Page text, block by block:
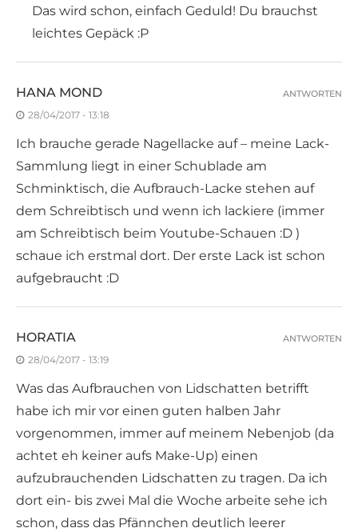
Das wird schon, einfach Geduld! Du brauchst
leichtes Gepäck :P
HANA MOND
28/04/2017 - 13:18
Ich brauche gerade Nagellacke auf – meine Lack-
Sammlung liegt in einer Schublade am
Schminktisch, die Aufbrauch-Lacke stehen auf
dem Schreibtisch und wenn ich lackiere (immer
am Schreibtisch beim Youtube-Schauen :D )
schaue ich erstmal dort. Der erste Lack ist schon
aufgebraucht :D
ANTWORTEN
HORATIA
28/04/2017 - 13:19
Was das Aufbrauchen von Lidschatten betrifft
habe ich mir vor einen guten halben Jahr
vorgenommen, immer auf meinem Nebenjob (da
achtet eh keiner aufs Make-Up) einen
aufzubrauchenden Lidschatten zu tragen. Da ich
dort ein- bis zwei Mal die Woche arbeite sehe ich
schon, dass das Pfännchen deutlich leerer
ANTWORTEN